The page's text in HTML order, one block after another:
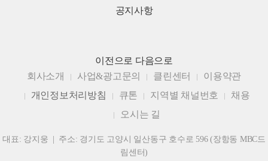
공지사항
이전으로 다음으로
회사소개
사업&광고문의 클린센터
이용약관
개인정보처리방침
큐톤 지역별 채널번호
채용
오시는 길
대표: 강지웅 | 주소: 경기도 고양시 일산동구 호수로 596 (장항동 MBC드
림센터)